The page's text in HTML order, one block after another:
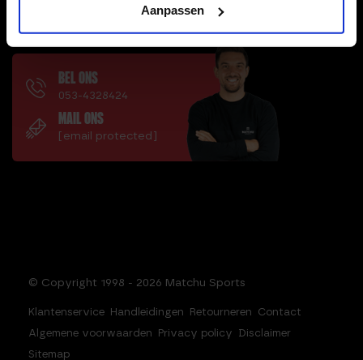
Aanpassen
VRAGEN OF HULP NODIG?
BEL ONS
053-4328424
MAIL ONS
[email protected]
© Copyright 1998 - 2026 Matchu Sports
Klantenservice Handleidingen Retourneren Contact
Algemene voorwaarden Privacy policy Disclaimer
Sitemap